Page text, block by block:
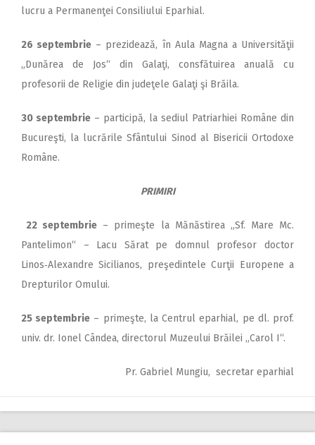
lucru a Permanenţei Consiliului Eparhial.
26 septembrie – prezidează, în Aula Magna a Universităţii
„Dunărea de Jos“ din Galaţi, consfătuirea anuală cu
profesorii de Religie din judeţele Galaţi şi Brăila.
30 septembrie – participă, la sediul Patriarhiei Române din
Bucureşti, la lucrările Sfântului Sinod al Bisericii Ortodoxe
Române.
PRIMIRI
22 septembrie – primeşte la Mănăstirea „Sf. Mare Mc.
Pantelimon“ – Lacu Sărat pe domnul profesor doctor
Linos‑Alexandre Sicilianos, preşedintele Curţii Europene a
Drepturilor Omului.
25 septembrie – primeşte, la Centrul eparhial, pe dl. prof.
univ. dr. Ionel Cândea, directorul Muzeului Brăilei „Carol I“.
Pr. Gabriel Mungiu, secretar eparhial